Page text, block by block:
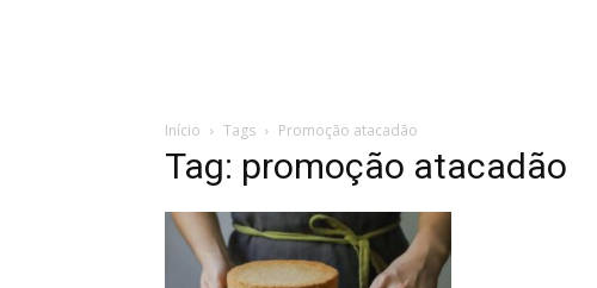
Início Tags Promoção atacadão
Tag: promoção atacadão